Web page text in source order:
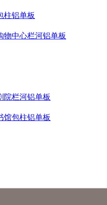
柱铝单板
物中心栏河铝单板
院栏河铝单板
馆包柱铝单板